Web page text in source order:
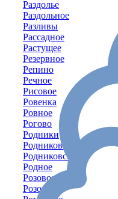
Раздолье
Раздольное
Разливы
Рассадное
Растущее
Резервное
Репино
Речное
Рисовое
Ровенка
Ровное
Рогово
Родники
Родниково
Родниковское
Родное
Розовое
Розовый